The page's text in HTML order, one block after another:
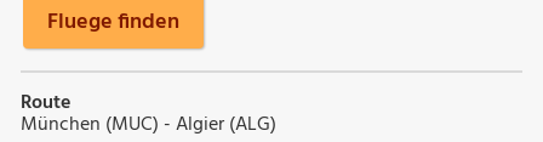
Fluege finden
Route
München (MUC) - Algier (ALG)